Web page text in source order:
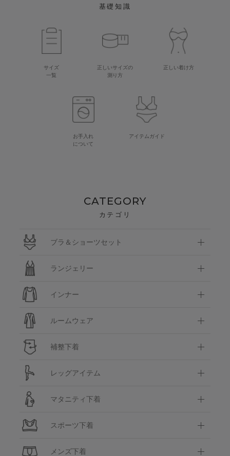
基礎知識
サイズ
一覧
正しいサイズの
測り方
正しい着け方
お手入れ
について
アイテムガイド
CATEGORY
カテゴリ
ブラ＆ショーツセット
ランジェリー
インナー
ルームウェア
補整下着
レッグアイテム
マタニティ下着
スポーツ下着
メンズ下着